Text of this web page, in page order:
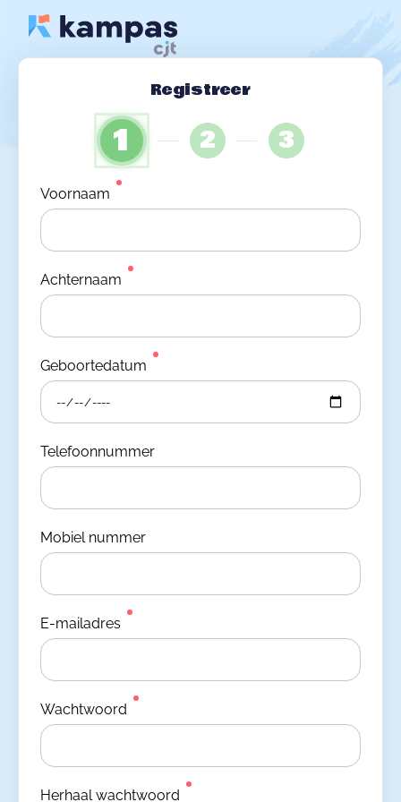
Registreer
1 2 3
Voornaam
Achternaam
Geboortedatum
Telefoonnummer
Mobiel nummer
E-mailadres
Wachtwoord
Herhaal wachtwoord